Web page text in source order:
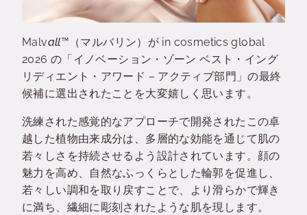
Malvall™（マルバリン）が in cosmetics global
2026 の「イノベーション・ゾーン ベスト・イング
リディエント・アワード – アクティブ部門」の最終
候補に選出されたことを大変嬉しく思います。
洗練された感覚的なアプローチで開発されたこの卓
越した植物由来成分は、多層的な効能を通じて肌の
若々しさを持続させるよう設計されています。顔の
魅力を高め、自然なふっくらとした輪郭を促進し、
若々しい調和を取り戻すことで、より滑らかで輝き
に満ち、繊細に彫刻されたような肌を現します。